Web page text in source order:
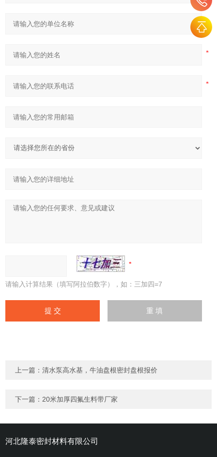
请输入计算结果（填写阿拉伯数字），如：三加四=7
上一篇：清水泵高水基，牛油盘根密封盘根报价
下一篇： 20米加厚四氟生料带厂家
河北隆泰密封材料有限公司